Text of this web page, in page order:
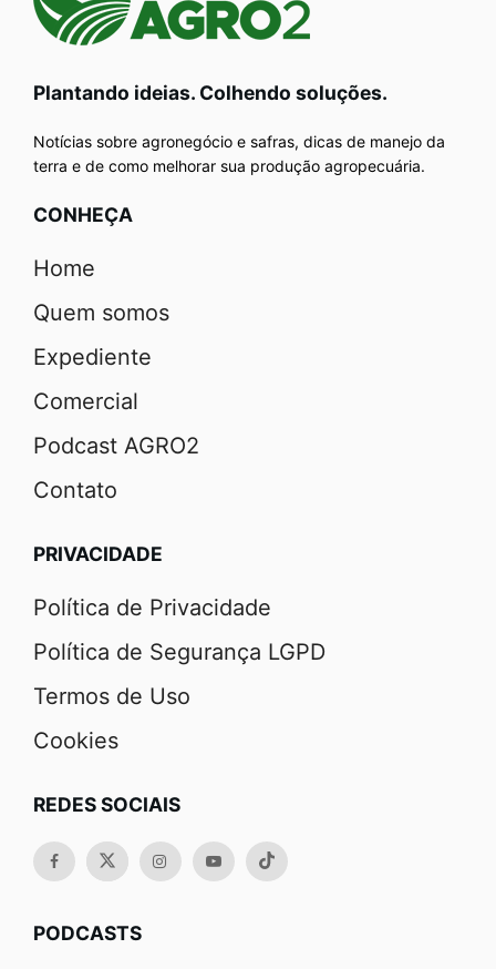
Plantando ideias. Colhendo soluções.
Notícias sobre agronegócio e safras, dicas de manejo da
terra e de como melhorar sua produção agropecuária.
CONHEÇA
Home
Quem somos
Expediente
Comercial
Podcast AGRO2
Contato
PRIVACIDADE
Política de Privacidade
Política de Segurança LGPD
Termos de Uso
Cookies
REDES SOCIAIS
PODCASTS